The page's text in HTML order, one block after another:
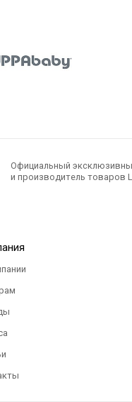
Официальный
и производитель товаров